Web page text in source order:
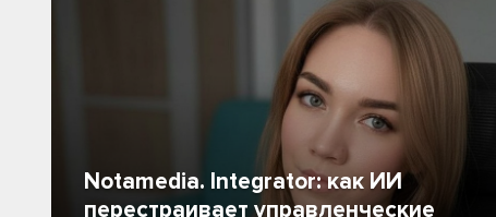
Notamedia. Integrator: как ИИ
перестраивает управленческие